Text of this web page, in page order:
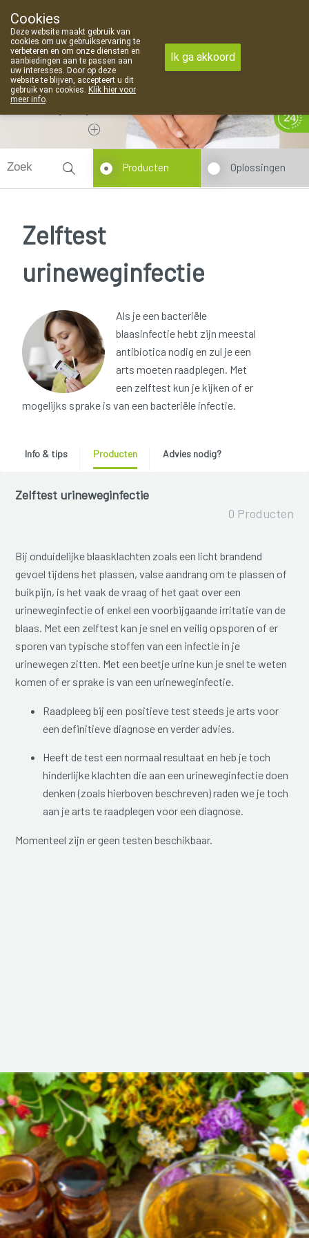
09 373 94 03
Producten Oplossingen
Zelftest
urineweginfectie
Als je een bacteriële
blaasinfectie hebt zijn meestal
antibiotica nodig en zul je een
arts moeten raadplegen. Met
een zelftest kun je kijken of er
mogelijks sprake is van een bacteriële infectie.
Info & tips Producten Advies nodig?
Zelftest urineweginfectie
0 Producten
Bij onduidelijke blaasklachten zoals een licht brandend
gevoel tijdens het plassen, valse aandrang om te plassen of
buikpijn, is het vaak de vraag of het gaat over een
urineweginfectie of enkel een voorbijgaande irritatie van de
blaas. Met een zelftest kan je snel en veilig opsporen of er
sporen van typische stoffen van een infectie in je
urinewegen zitten. Met een beetje urine kun je snel te weten
komen of er sprake is van een urineweginfectie.
Raadpleeg bij een positieve test steeds je arts voor
een definitieve diagnose en verder advies.
Heeft de test een normaal resultaat en heb je toch
hinderlijke klachten die aan een urineweginfectie doen
denken (zoals hierboven beschreven) raden we je toch
aan je arts te raadplegen voor een diagnose.
Momenteel zijn er geen testen beschikbaar.
Cookies
Deze website maakt gebruik van
cookies om uw gebruikservaring te
verbeteren en om onze diensten en
aanbiedingen aan te passen aan
uw interesses. Door op deze
website te blijven, accepteert u dit
gebruik van cookies. Klik hier voor
meer info.
Ik ga akkoord